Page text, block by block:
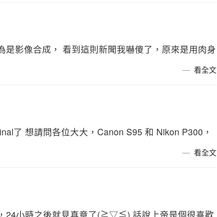
是影像合成， 看到這則新聞我嚇傻了，原來是用肉身
看全文
了 想請問各位大大，Canon S95 和 Nikon P300，
看全文
24小時之後就見真章了(≧▽≦) 話說上帝是個很喜歡